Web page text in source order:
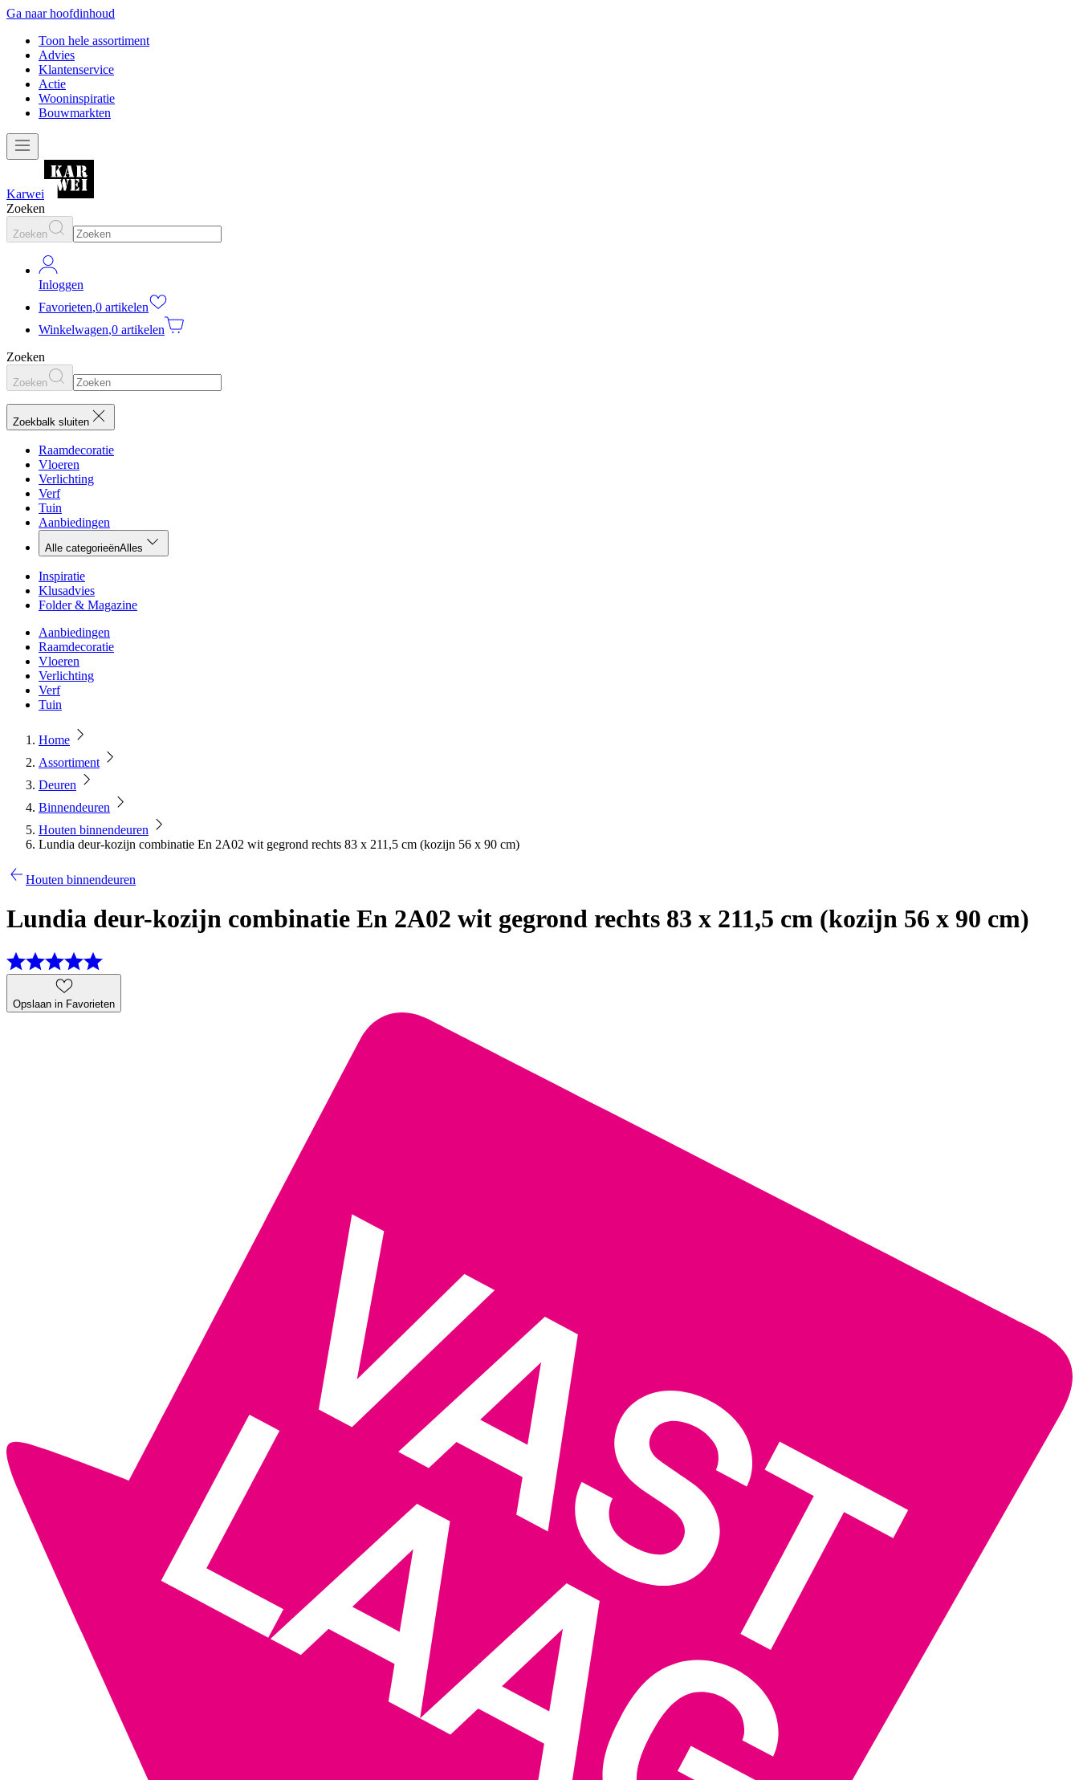
Ga naar hoofdinhoud
Toon hele assortiment
Advies
Klantenservice
Actie
Wooninspiratie
Bouwmarkten
Karwei
Zoeken
Zoeken
Inloggen
Favorieten,0 artikelen
Winkelwagen,0 artikelen
Zoeken
Zoeken
Zoekbalk sluiten
Raamdecoratie
Vloeren
Verlichting
Verf
Tuin
Aanbiedingen
Alle categorieënAlles
Inspiratie
Klusadvies
Folder & Magazine
Aanbiedingen
Raamdecoratie
Vloeren
Verlichting
Verf
Tuin
Home
Assortiment
Deuren
Binnendeuren
Houten binnendeuren
Lundia deur-kozijn combinatie En 2A02 wit gegrond rechts 83 x 211,5 cm (kozijn 56 x 90 cm)
Houten binnendeuren
Lundia deur-kozijn combinatie En 2A02 wit gegrond rechts 83 x 211,5 cm (kozijn 56 x 90 cm)
Opslaan in Favorieten